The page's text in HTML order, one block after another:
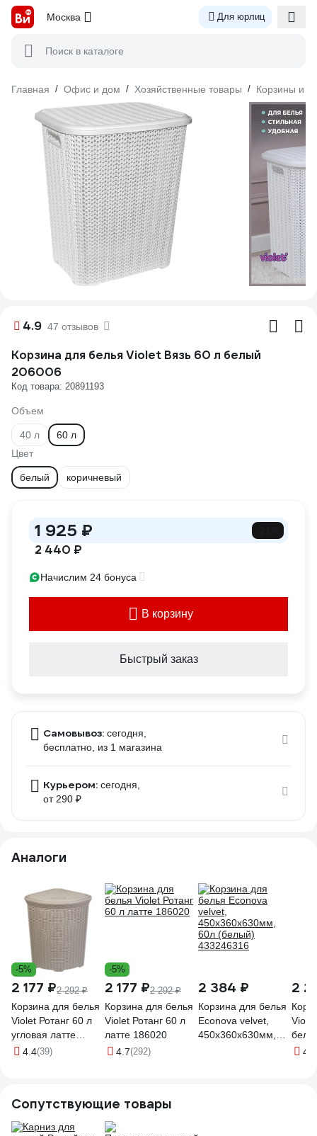
Москва Для юрлиц
Поиск в каталоге
Главная / Офис и дом / Хозяйственные товары / Корзины и
4.9 47 отзывов
Корзина для белья Violet Вязь 60 л белый
206006
Код товара: 20891193
Объем
40 л
60 л
Цвет
белый коричневый
1 925 ₽
2 440 ₽
Начислим 24 бонуса
В корзину
Быстрый заказ
Самовывоз: сегодня,
бесплатно , из 1 магазина
Курьером: сегодня,
от 290 ₽
Аналоги
-5%
2 177 ₽2 292 ₽
Корзина для белья
Violet Ротанг 60 л
угловая латте
235020
4.4(39)
-5%
2 177 ₽2 292 ₽
Корзина для белья
Violet Ротанг 60 л
латте 186020
4.7(292)
2 384 ₽
Корзина для белья
Econova velvet,
450x360x630мм,
2
4.7
Сопутствующие товары